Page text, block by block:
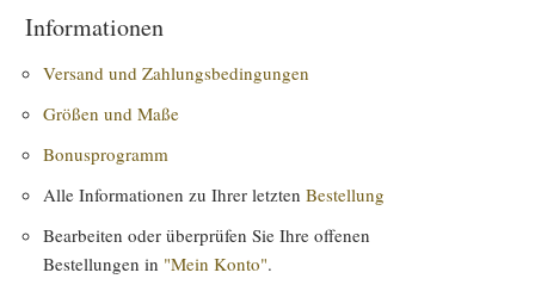
Informationen
Versand und Zahlungsbedingungen
Größen und Maße
Bonusprogramm
Alle Informationen zu Ihrer letzten Bestellung
Bearbeiten oder überprüfen Sie Ihre offenen
Bestellungen in "Mein Konto".